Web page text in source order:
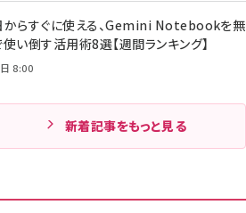
からすぐに使える、Gemini Notebookを無
い倒す活用術8選【週間ランキング】
8:00
新着記事をもっと見る